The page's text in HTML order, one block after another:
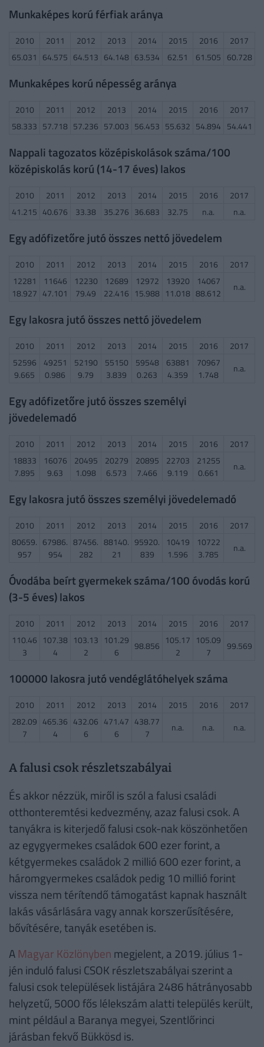
Munkaképes korú férfiak aránya
2010 2011 2012 2013 2014 2015 2016
2017
65.031 64.575 64.513 64.148 63.534 62.51 61.505 60.728
Munkaképes korú népesség aránya
2010 2011 2012 2013 2014 2015 2016
2017
58.333 57.718 57.236 57.003 56.453 55.632 54.894 54.441
Nappali tagozatos középiskolások száma/100
középiskolás korú (14-17 éves) lakos
2010 2011 2012 2013 2014 2015 2016
2017
41.215 40.676 33.38 35.276 36.683 32.75 n.a. n.a.
Egy adófizetőre jutó összes nettó jövedelem
2010 2011 2012 2013 2014 2015 2016
2017
12281
18.927
11646
47.101
12230
79.49
12689
22.416
12972
15.988
13920
11.018
14067
88.612
n.a.
Egy lakosra jutó összes nettó jövedelem
2010 2011 2012 2013 2014 2015 2016
2017
52596
9.665
49251
0.986
52190
9.79
55150
3.839
59548
0.263
63881
4.359
70967
1.748
n.a.
Egy adófizetőre jutó összes személyi
jövedelemadó
2010 2011 2012 2013 2014 2015 2016
2017
18833
7.895
16076
9.63
20495
1.098
20279
6.573
20895
7.466
22703
9.119
21255
0.661
n.a.
Egy lakosra jutó összes személyi jövedelemadó
2010 2011 2012 2013 2014 2015 2016
2017
80659.
957
67986.
954
87456.
282
88140.
21
95920.
839
10419
1.596
10722
3.785
n.a.
Óvodába beírt gyermekek száma/100 óvodás korú
(3-5 éves) lakos
2010 2011 2012 2013 2014 2015 2016
2017
110.46
3
107.38
4
103.13
2
101.29
6
98.856 105.17
2
105.09
7
99.569
100000 lakosra jutó vendéglátóhelyek száma
2010 2011 2012 2013 2014 2015 2016
2017
282.09
7
465.36
4
432.06
6
471.47
6
438.77
7
n.a. n.a. n.a.
A falusi csok részletszabályai
És akkor nézzük, miről is szól a falusi családi
otthonteremtési kedvezmény, azaz falusi csok. A
tanyákra is kiterjedő falusi csok-nak köszönhetően
az egygyermekes családok 600 ezer forint, a
kétgyermekes családok 2 millió 600 ezer forint, a
háromgyermekes családok pedig 10 millió forint
vissza nem térítendő támogatást kapnak használt
lakás vásárlására vagy annak korszerűsítésére,
bővítésére, tanyák esetében is.
A Magyar Közlönyben megjelent, a 2019. július 1-
jén induló falusi CSOK részletszabályai szerint a
falusi csok települések listájára 2486 hátrányosabb
helyzetű, 5000 fős lélekszám alatti település került,
mint például a Baranya megyei, Szentlőrinci
járásban fekvő Bükkösd is.